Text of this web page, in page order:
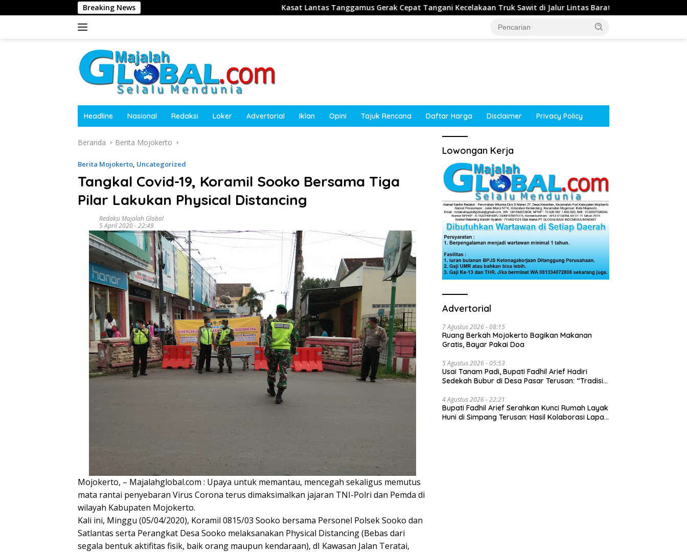
ke
Breaking News Kasat Lantas Tanggamus Gerak Cepat Tangani Kecelakaan Truk Sawit di Jalur Lintas Barat, Arus Lalu Lintas Tetap Lancar
Headline Nasional Redaksi Loker Advertorial Iklan Opini Tajuk Rencana Daftar Harga Disclaimer Privacy Policy
Beranda Berita Mojokerto
Berita Mojokerto, Uncategorized
Tangkal Covid-19, Koramil Sooko Bersama Tiga
Pilar Lakukan Physical Distancing
Redaksi Majalah Global
5 April 2020 - 22:49
Mojokerto, – Majalahglobal.com : Upaya untuk memantau, mencegah sekaligus memutus
mata rantai penyebaran Virus Corona terus dimaksimalkan jajaran TNI-Polri dan Pemda di
wilayah Kabupaten Mojokerto.
Kali ini, Minggu (05/04/2020), Koramil 0815/03 Sooko bersama Personel Polsek Sooko dan
Satlantas serta Perangkat Desa Sooko melaksanakan Physical Distancing (Bebas dari
segala bentuk aktifitas fisik, baik orang maupun kendaraan), dI Kawasan Jalan Teratai,
Lowongan Kerja
Advertorial
7 Agustus 2026 - 08:15
Ruang Berkah Mojokerto Bagikan Makanan
Gratis, Bayar Pakai Doa
5 Agustus 2026 - 05:53
Usai Tanam Padi, Bupati Fadhil Arief Hadiri
Sedekah Bubur di Desa Pasar Terusan: “Tradisi
4 Agustus 2026 - 22:21
Bupati Fadhil Arief Serahkan Kunci Rumah Layak
Huni di Simpang Terusan: Hasil Kolaborasi Lapas